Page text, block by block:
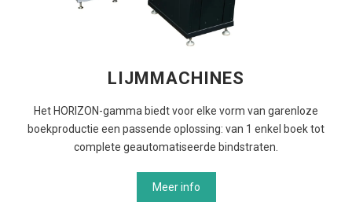
LIJMMACHINES
Het HORIZON-gamma biedt voor elke vorm van garenloze
boekproductie een passende oplossing: van 1 enkel boek tot
complete geautomatiseerde bindstraten.
Meer info